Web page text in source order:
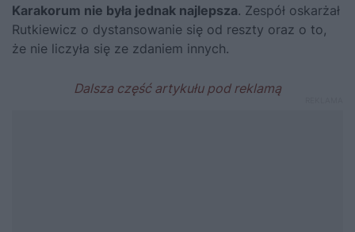
Karakorum nie była jednak najlepsza. Zespół oskarżał
Rutkiewicz o dystansowanie się od reszty oraz o to,
że nie liczyła się ze zdaniem innych.